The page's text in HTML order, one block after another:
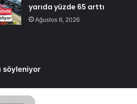
yarıda yüzde 65 arttı
Ağustos 6, 2026
söyleniyor